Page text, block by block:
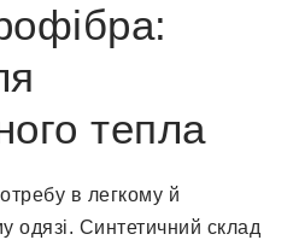
тепла
в легкому й
Синтетичний склад